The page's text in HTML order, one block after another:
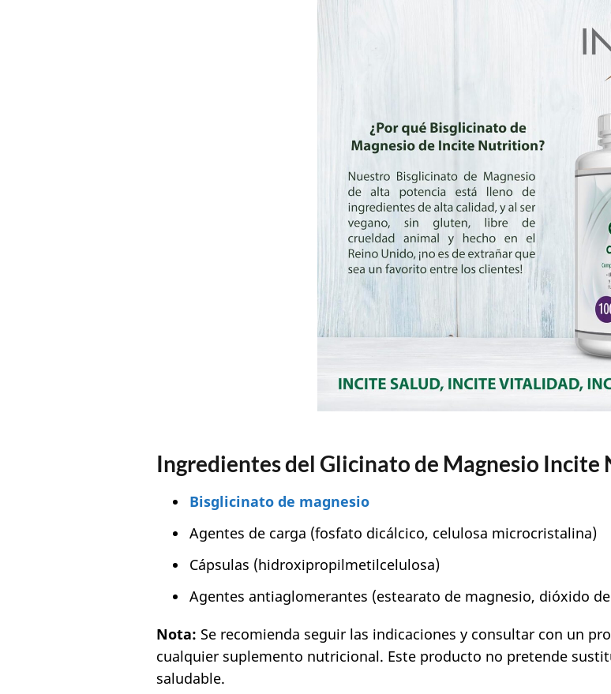
Ingredientes del Glicinato de Magnesio
Bisglicinato de magnesio
Agentes de carga (fosfato dicálcico, celulosa microcristalina)
Cápsulas (hidroxipropilmetilcelulosa)
Agentes antiaglomerantes (estearato de magnesio, dióxido
Nota: Se recomienda seguir las indicaciones y consultar con un
cualquier suplemento nutricional. Este producto no pretende
saludable.